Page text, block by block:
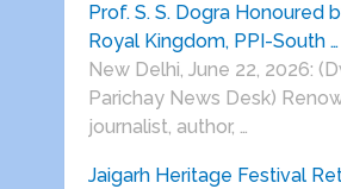
Prof. S. S. Dogra Honoured
Royal Kingdom, PPI-South …
New Delhi, June 22, 2026:
Parichay News Desk)
journalist, author, …
Jaigarh Heritage Festival